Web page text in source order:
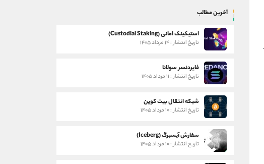
آخرین مطالب
استیکینگ امانی (Custodial Staking)
تاریخ انتشار : ۱۴ مرداد ۱۴۰۵
فایردنسر سولانا
تاریخ انتشار : ۱۱ مرداد ۱۴۰۵
شبکه انتقال بیت کوین
تاریخ انتشار : ۱۰ مرداد ۱۴۰۵
سفارش آیسبرگ (Iceberg)
تاریخ انتشار : ۱۰ مرداد ۱۴۰۵